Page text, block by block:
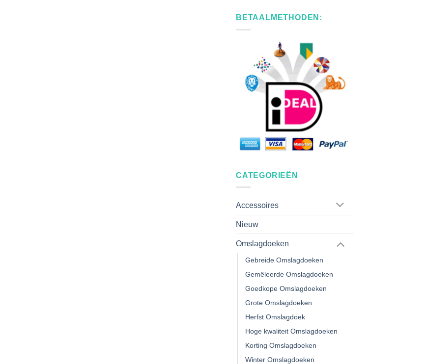
BETAALMETHODEN:
CATEGORIEËN
Accessoires
Nieuw
Omslagdoeken
Gebreide Omslagdoeken
Gemêleerde Omslagdoeken
Goedkope Omslagdoeken
Grote Omslagdoeken
Herfst Omslagdoek
Hoge kwaliteit Omslagdoeken
Korting Omslagdoeken
Winter Omslagdoeken